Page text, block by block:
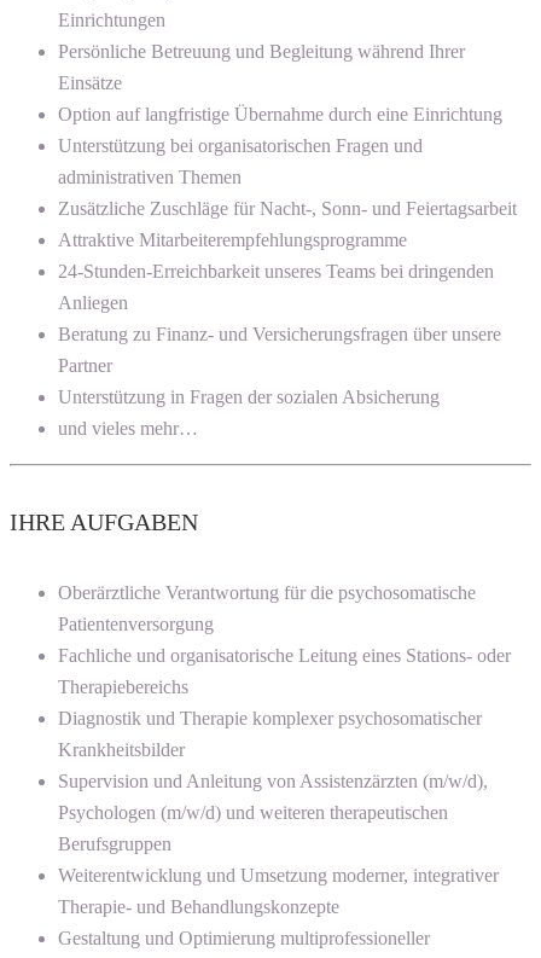
Einrichtungen
Persönliche Betreuung und Begleitung während Ihrer
Einsätze
Option auf langfristige Übernahme durch eine Einrichtung
Unterstützung bei organisatorischen Fragen und
administrativen Themen
Zusätzliche Zuschläge für Nacht-, Sonn- und Feiertagsarbeit
Attraktive Mitarbeiterempfehlungsprogramme
24-Stunden-Erreichbarkeit unseres Teams bei dringenden
Anliegen
Beratung zu Finanz- und Versicherungsfragen über unsere
Partner
Unterstützung in Fragen der sozialen Absicherung
und vieles mehr…
IHRE AUFGABEN
Oberärztliche Verantwortung für die psychosomatische
Patientenversorgung
Fachliche und organisatorische Leitung eines Stations- oder
Therapiebereichs
Diagnostik und Therapie komplexer psychosomatischer
Krankheitsbilder
Supervision und Anleitung von Assistenzärzten (m/w/d),
Psychologen (m/w/d) und weiteren therapeutischen
Berufsgruppen
Weiterentwicklung und Umsetzung moderner, integrativer
Therapie- und Behandlungskonzepte
Gestaltung und Optimierung multiprofessioneller